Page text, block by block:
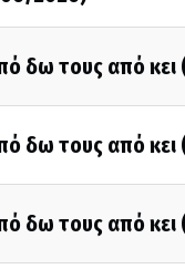
δω τους από
δω τους από
δω τους από